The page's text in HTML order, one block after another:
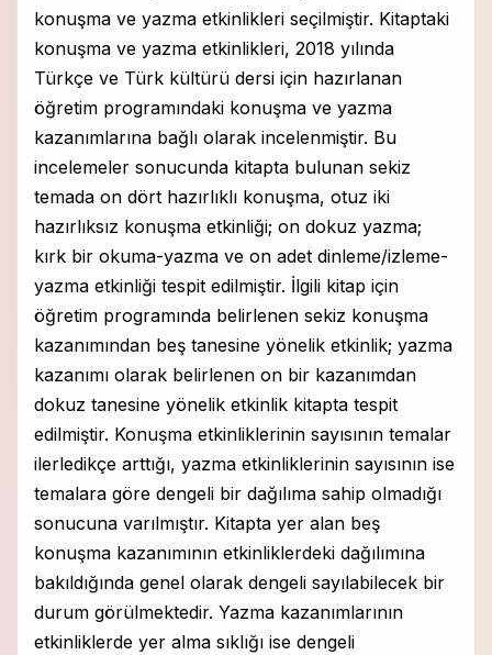
konuşma ve yazma etkinlikleri seçilmiştir. Kitaptaki
konuşma ve yazma etkinlikleri, 2018 yılında
Türkçe ve Türk kültürü dersi için hazırlanan
öğretim programındaki konuşma ve yazma
kazanımlarına bağlı olarak incelenmiştir. Bu
incelemeler sonucunda kitapta bulunan sekiz
temada on dört hazırlıklı konuşma, otuz iki
hazırlıksız konuşma etkinliği; on dokuz yazma;
kırk bir okuma-yazma ve on adet dinleme/izleme-
yazma etkinliği tespit edilmiştir. İlgili kitap için
öğretim programında belirlenen sekiz konuşma
kazanımından beş tanesine yönelik etkinlik; yazma
kazanımı olarak belirlenen on bir kazanımdan
dokuz tanesine yönelik etkinlik kitapta tespit
edilmiştir. Konuşma etkinliklerinin sayısının temalar
ilerledikçe arttığı, yazma etkinliklerinin sayısının ise
temalara göre dengeli bir dağılıma sahip olmadığı
sonucuna varılmıştır. Kitapta yer alan beş
konuşma kazanımının etkinliklerdeki dağılımına
bakıldığında genel olarak dengeli sayılabilecek bir
durum görülmektedir. Yazma kazanımlarının
etkinliklerde yer alma sıklığı ise dengeli